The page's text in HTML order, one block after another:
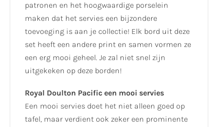
patronen en het hoogwaardige porselein
maken dat het servies een bijzondere
toevoeging is aan je collectie! Elk bord uit deze
set heeft een andere print en samen vormen ze
een erg mooi geheel. Je zal niet snel zijn
uitgekeken op deze borden!
Royal Doulton Pacific een mooi servies
Een mooi servies doet het niet alleen goed op
tafel, maar verdient ook zeker een prominente